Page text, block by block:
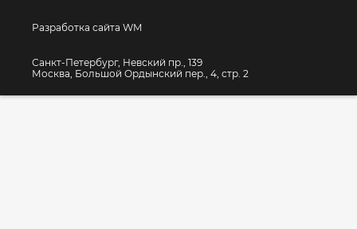
Разработка сайта WM
Санкт-Петербург, Невский пр., 139
Москва, Большой Ордынский пер., 4, стр. 2